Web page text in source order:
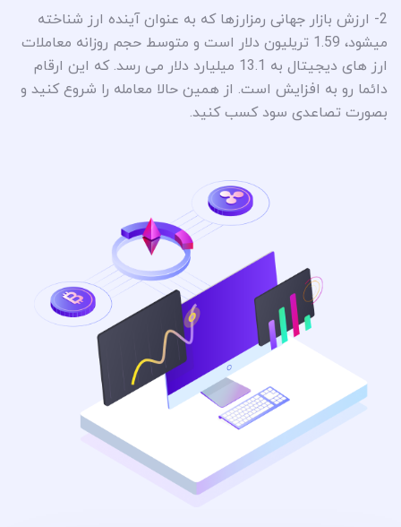
2- ارزش بازار جهانی رمزارزها که به عنوان آینده ارز شناخته
میشود، 1.59 تریلیون دلار است و متوسط حجم روزانه معاملات
ارز های دیجیتال به 13.1 میلیارد دلار می رسد. که این ارقام
دائما رو به افزایش است. از همین حالا معامله را شروع کنید و
بصورت تصاعدی سود کسب کنید.